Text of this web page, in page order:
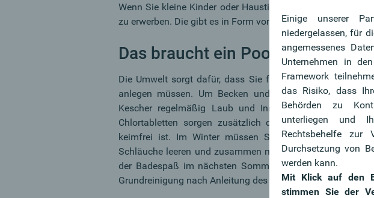
Wenn Sie kleine Kinder oder Haustiere haben, ist es
zu erwerben. Die gibt es in Form von Kunststofffolien oder
Das braucht ein Pool als Pflege
Die Umwelt sorgt dafür, dass Sie für die Pflege eines
anlegen müssen. Um Becken und Wasser sauber zu
Kescher regelmäßig Laub und Insekten entfernen. Eine
Chlortabletten sorgen zusätzlich dafür, dass das
keimfrei ist. Im Winter müssen Sie das gesamte
Schläuche leeren und zusammen mit der Pumpe am
der Badespaß im nächsten Sommer wieder von vorne
Grundreinigung nach Anleitung des Herstellers an.
Einige unserer
niedergelassen, für
angemessenes
Unternehmen in
Framework
das Risiko, dass
Behörden zu
unterliegen und
Rechtsbehelfe zur
Durchsetzung von
werden kann.
Mit Klick auf den
stimmen Sie der